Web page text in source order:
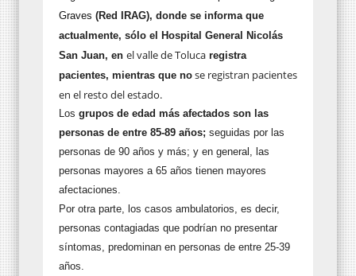
Graves (Red IRAG), donde se informa que
actualmente, sólo el Hospital General Nicolás
San Juan, en el valle de Toluca registra
pacientes, mientras que no se registran pacientes
en el resto del estado.
Los grupos de edad más afectados son las
personas de entre 85-89 años; seguidas por las
personas de 90 años y más; y en general, las
personas mayores a 65 años tienen mayores
afectaciones.
Por otra parte, los casos ambulatorios, es decir,
personas contagiadas que podrían no presentar
síntomas, predominan en personas de entre 25-39
años.